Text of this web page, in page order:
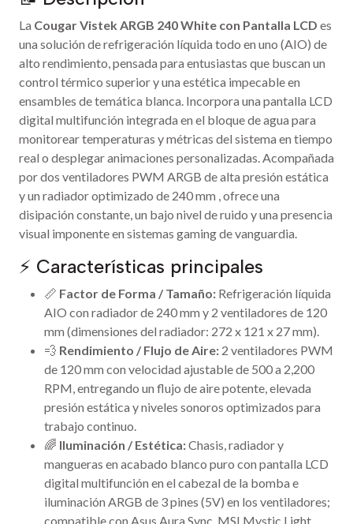
La Cougar Vistek ARGB 240 White con Pantalla LCD es
una solución de refrigeración líquida todo en uno (AIO) de
alto rendimiento, pensada para entusiastas que buscan un
control térmico superior y una estética impecable en
ensambles de temática blanca. Incorpora una pantalla LCD
digital multifunción integrada en el bloque de agua para
monitorear temperaturas y métricas del sistema en tiempo
real o desplegar animaciones personalizadas. Acompañada
por dos ventiladores PWM ARGB de alta presión estática
y un radiador optimizado de 240 mm , ofrece una
disipación constante, un bajo nivel de ruido y una presencia
visual imponente en sistemas gaming de vanguardia.
⚡ Características principales
📏 Factor de Forma / Tamaño: Refrigeración líquida
AIO con radiador de 240 mm y 2 ventiladores de 120
mm (dimensiones del radiador: 272 x 121 x 27 mm).
💨 Rendimiento / Flujo de Aire: 2 ventiladores PWM
de 120 mm con velocidad ajustable de 500 a 2,200
RPM, entregando un flujo de aire potente, elevada
presión estática y niveles sonoros optimizados para
trabajo continuo.
🌈 Iluminación / Estética:Chasis, radiador y
mangueras en acabado blanco puro con pantalla LCD
digital multifunción en el cabezal de la bomba e
iluminación ARGB de 3 pines (5V) en los ventiladores;
compatible con Asus Aura Sync, MSI Mystic Light,